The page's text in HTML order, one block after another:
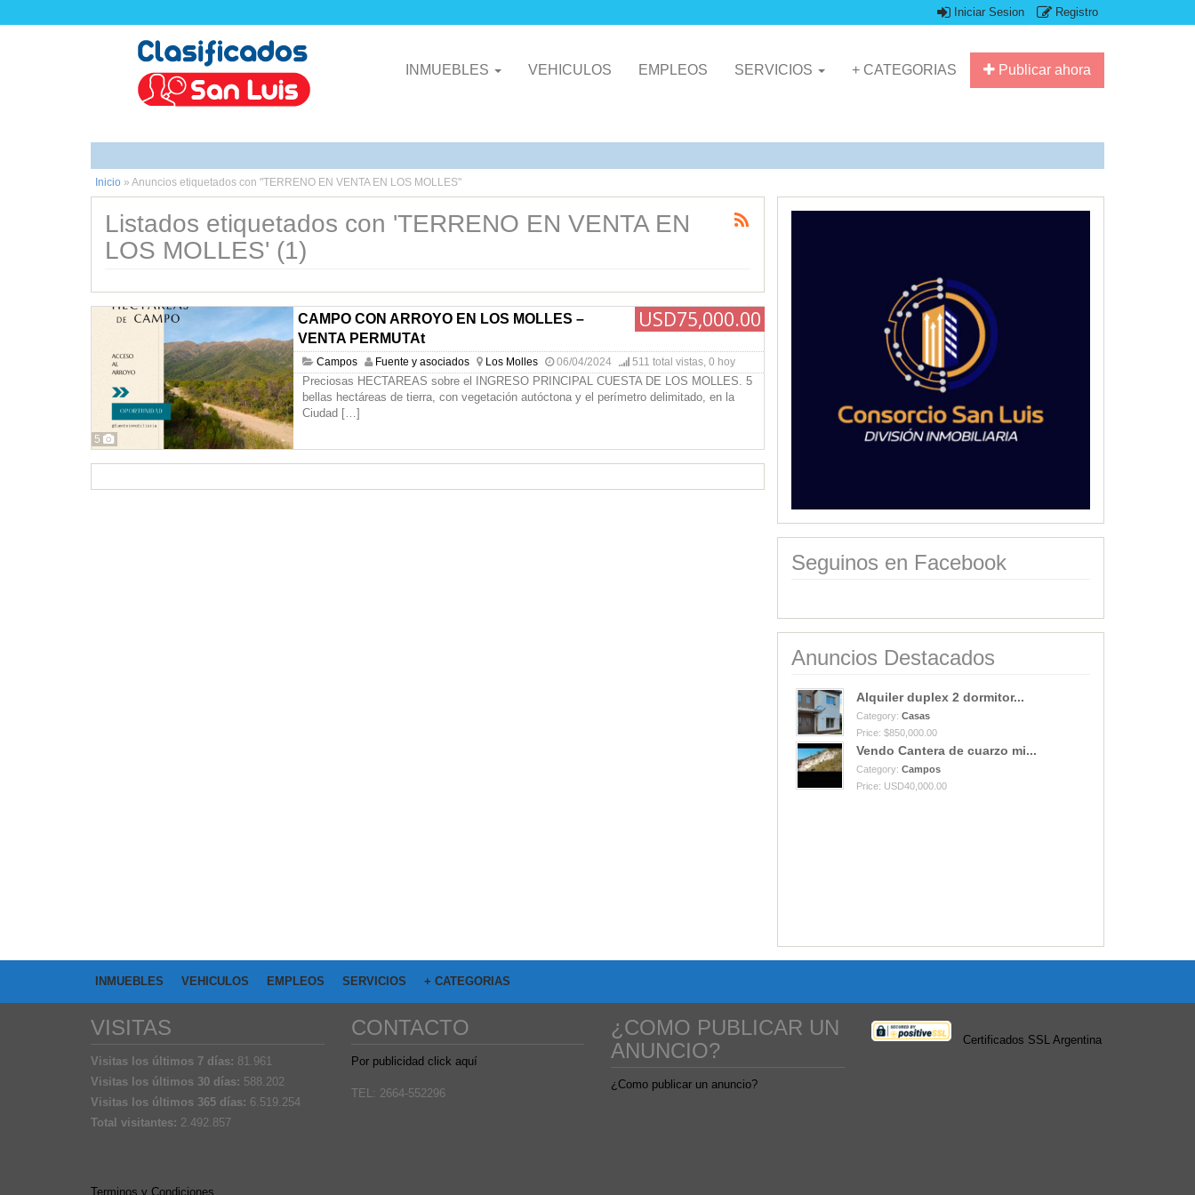
Iniciar Sesion Registro
Publicar ahora
INMUEBLES VEHICULOS EMPLEOS SERVICIOS + CATEGORIAS
Inicio » Anuncios etiquetados con "TERRENO EN VENTA EN LOS MOLLES"
Listados etiquetados con 'TERRENO EN VENTA EN
LOS MOLLES' (1)
5
USD75,000.00
CAMPO CON ARROYO EN LOS MOLLES –
VENTA PERMUTAt
Campos Fuente y asociados Los Molles 06/04/2024 511 total vistas, 0 hoy
Preciosas HECTAREAS sobre el INGRESO PRINCIPAL CUESTA DE LOS MOLLES. 5
bellas hectáreas de tierra, con vegetación autóctona y el perímetro delimitado, en la
Ciudad […]
Seguinos en Facebook
Anuncios Destacados
Alquiler duplex 2 dormitor...
Category: Casas
Price: $850,000.00
Vendo Cantera de cuarzo mi...
Category: Campos
Price: USD40,000.00
INMUEBLES VEHICULOS EMPLEOS SERVICIOS + CATEGORIAS
VISITAS
Visitas los últimos 7 días: 81.961
Visitas los últimos 30 días: 588.202
Visitas los últimos 365 días: 6.519.254
Total visitantes: 2.492.857
CONTACTO
Por publicidad click aquí
TEL: 2664-552296
¿COMO PUBLICAR UN
ANUNCIO?
¿Como publicar un anuncio?
Certificados SSL Argentina
Terminos y Condiciones